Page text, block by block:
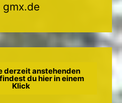
gmx.de
derzeit anstehenden
du hier in einem
Klick